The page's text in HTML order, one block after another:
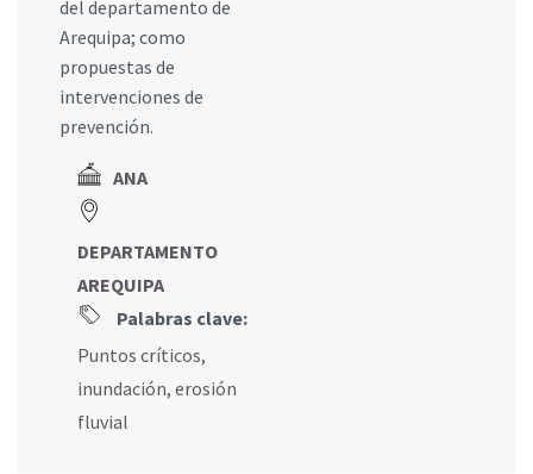
del departamento de
Arequipa; como
propuestas de
intervenciones de
prevención.
ANA
DEPARTAMENTO
AREQUIPA
Palabras clave:
Puntos críticos,
inundación, erosión
fluvial